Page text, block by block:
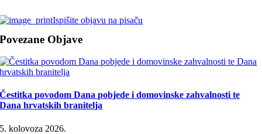
Ispišite objavu na pisaču
Povezane Objave
Čestitka povodom Dana pobjede i domovinske zahvalnosti te
Dana hrvatskih branitelja
5. kolovoza 2026.